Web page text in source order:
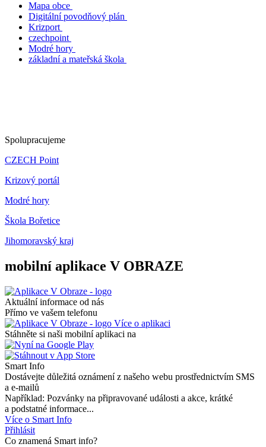
Mapa obce
Digitální povodňový plán
Krizport
czechpoint
Modré hory
základní a mateřská škola
Spolupracujeme
CZECH Point
Krizový portál
Modré hory
Škola Bořetice
Jihomoravský kraj
mobilní aplikace V OBRAZE
Aktuální informace od nás
Přímo ve vašem telefonu
Více o aplikaci
Stáhněte si naši mobilní aplikaci na
Smart Info
Dostávejte důležitá oznámení z našeho webu prostřednictvím SMS
a e-mailů
Například: Pozvánky na připravované události a akce, krátké
a podstatné informace...
Více o Smart Info
Přihlásit
Co znamená Smart info?